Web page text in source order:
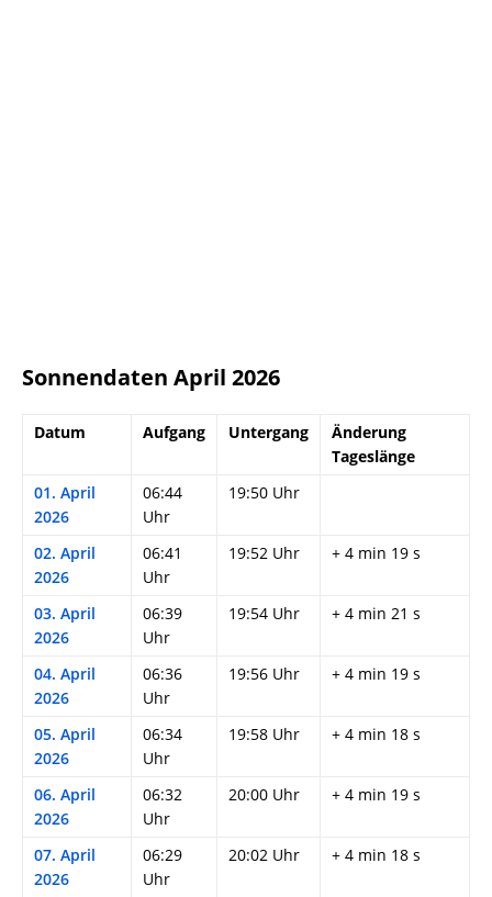
Sonnendaten April 2026
Datum Aufgang Untergang
Änderung
Tageslänge
01. April
2026
06:44
Uhr
19:50 Uhr
02. April
2026
06:41
Uhr
19:52 Uhr + 4 min 19 s
03. April
2026
06:39
Uhr
19:54 Uhr + 4 min 21 s
04. April
2026
06:36
Uhr
19:56 Uhr + 4 min 19 s
05. April
2026
06:34
Uhr
19:58 Uhr + 4 min 18 s
06. April
2026
06:32
Uhr
20:00 Uhr + 4 min 19 s
07. April
2026
06:29
Uhr
20:02 Uhr + 4 min 18 s